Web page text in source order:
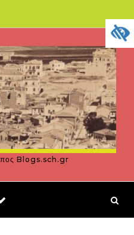
Blogs.sch.gr